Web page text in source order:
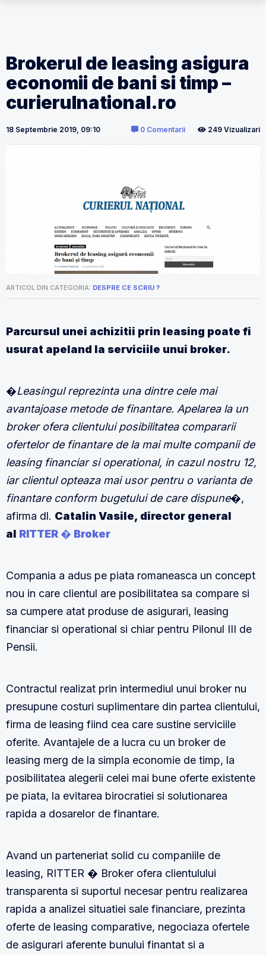
Brokerul de leasing asigura
economii de bani si timp –
curierulnational.ro
18 Septembrie 2019, 09:10 0 Comentarii 249 Vizualizari
ARTICOL DIN CATEGORIA: DESPRE CE SCRIU ?
Parcursul unei achizitii prin leasing poate fi
usurat apeland la serviciile unui broker.
�Leasingul reprezinta una dintre cele mai
avantajoase metode de finantare. Apelarea la un
broker ofera clientului posibilitatea compararii
ofertelor de finantare de la mai multe companii de
leasing financiar si operational, in cazul nostru 12,
iar clientul opteaza mai usor pentru o varianta de
finantare conform bugetului de care dispune�,
afirma dl. Catalin Vasile, director general
al RITTER � Broker
Compania a adus pe piata romaneasca un concept
nou in care clientul are posibilitatea sa compare si
sa cumpere atat produse de asigurari, leasing
financiar si operational si chiar pentru Pilonul III de
Pensii.
Contractul realizat prin intermediul unui broker nu
presupune costuri suplimentare din partea clientului,
firma de leasing fiind cea care sustine serviciile
oferite. Avantajele de a lucra cu un broker de
leasing merg de la simpla economie de timp, la
posibilitatea alegerii celei mai bune oferte existente
pe piata, la evitarea birocratiei si solutionarea
rapida a dosarelor de finantare.
Avand un parteneriat solid cu companiile de
leasing, RITTER � Broker ofera clientulului
transparenta si suportul necesar pentru realizarea
rapida a analizei situatiei sale financiare, prezinta
oferte de leasing comparative, negociaza ofertele
de asigurari aferente bunului finantat si a